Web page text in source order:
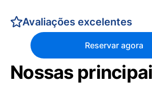
Avaliações excelentes
Reservar agora
Nossas